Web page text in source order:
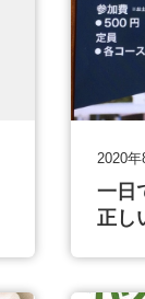
2020年
一日
正し